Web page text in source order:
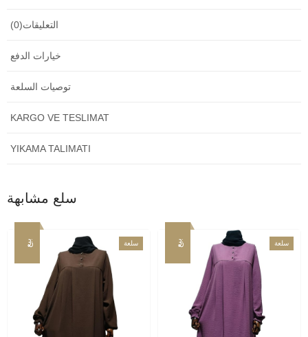
التعليقات(0)
خيارات الدفع
توصيات السلعة
KARGO VE TESLIMAT
YIKAMA TALIMATI
سلع مشابهة
بيع
سلعة
بيع
سلعة